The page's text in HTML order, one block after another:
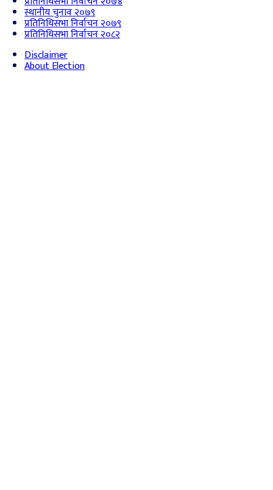
स्थानीय चुनाव २०७९
प्रतिनिधिसभा निर्वाचन २०७९
प्रतिनिधिसभा निर्वाचन २०८२
Disclaimer
About Election